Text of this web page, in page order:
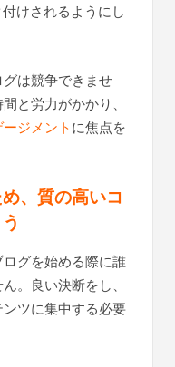
けされるようにし
は競争できませ
と労力がかかり、
ジメントに焦点を
、質の高いコ
グを始める際に誰
。良い決断をし、
ツに集中する必要